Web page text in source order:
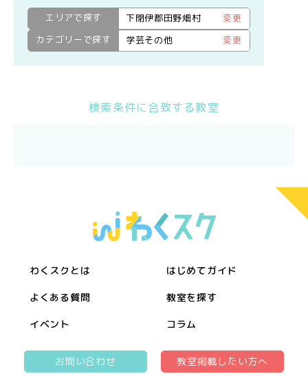
エリアで探す 下閉伊郡田野畑村
変更
カテゴリーで探す
学芸その他 変更
検索条件に合致する教室
わくスクとは はじめてガイド
よくある質問 教室を探す
イベント コラム
お問い合わせ 教室掲載したい方へ